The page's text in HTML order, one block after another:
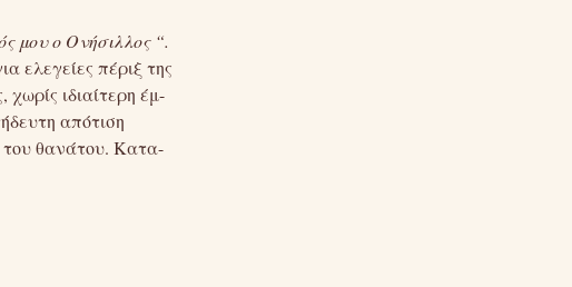
μου ο Ονήσιλλος “.
ελεγείες πέριξ της
ιδιαίτερη έμ-
απότιση
του θανάτου. Κατα-